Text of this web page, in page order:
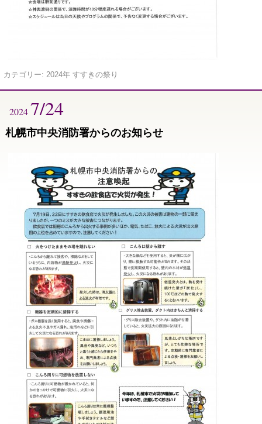
カテゴリー: 2024年 すすきの祭り
20247/24
札幌市中央消防署からのお知らせ